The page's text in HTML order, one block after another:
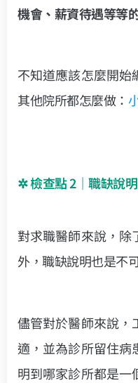
機會、薪資待遇等等
不知道應該怎麼開始
其他院所都怎麼做：
✲檢查點2｜ 職缺說
對求職醫師來說，除
外，職缺說明也是不
儘管對於醫師來說，
適，並為診所留住病
明到哪家診所都是一